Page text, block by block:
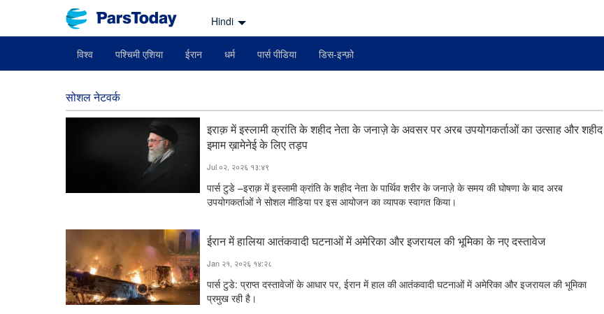
Hindi
विश्व पश्चिमी एशिया ईरान धर्म पार्स पीडिया डिस-इन्फ़ो
सोशल नेटवर्क
इराक़ में इस्लामी क्रांति के शहीद नेता के जनाज़े के अवसर पर अरब उपयोगकर्ताओं का उत्साह और शहीद
इमाम ख़ामेनेई के लिए तड़प
Jul ०२, २०२६ १३:४९
पार्स टुडे –इराक़ में इस्लामी क्रांति के शहीद नेता के पार्थिव शरीर के जनाज़े के समय की घोषणा के बाद अरब
उपयोगकर्ताओं ने सोशल मीडिया पर इस आयोजन का व्यापक स्वागत किया।
ईरान में हालिया आतंकवादी घटनाओं में अमेरिका और इजरायल की भूमिका के नए दस्तावेज
Jan २१, २०२६ १४:२८
पार्स टुडे: प्राप्त दस्तावेजों के आधार पर, ईरान में हाल की आतंकवादी घटनाओं में अमेरिका और इजरायल की भूमिका
प्रमुख रही है।